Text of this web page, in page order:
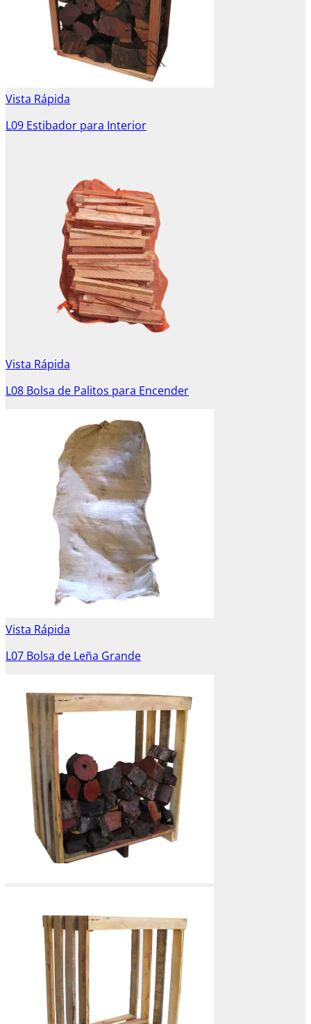
Vista Rápida
L09 Estibador para Interior
Vista Rápida
L08 Bolsa de Palitos para Encender
Vista Rápida
L07 Bolsa de Leña Grande